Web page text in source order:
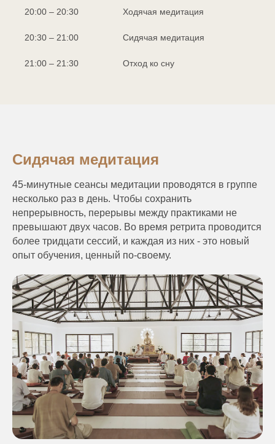
20:00 – 20:30 Ходячая медитация
20:30 – 21:00 Сидячая медитация
21:00 – 21:30 Отход ко сну
Сидячая медитация
45-минутные сеансы медитации проводятся в группе
несколько раз в день. Чтобы сохранить
непрерывность, перерывы между практиками не
превышают двух часов. Во время ретрита проводится
более тридцати сессий, и каждая из них - это новый
опыт обучения, ценный по-своему.